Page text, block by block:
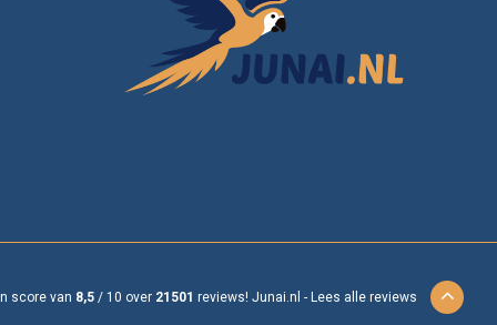
score van 8,5 / 10 over 21501 reviews! Junai.nl - Lees alle reviews